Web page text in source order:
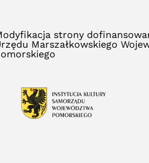
strony
Marszałkowskiego